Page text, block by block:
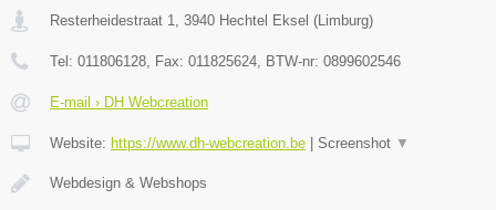
Resterheidestraat 1, 3940 Hechtel Eksel (Limburg)
Tel: 011806128, Fax: 011825624, BTW-nr: 0899602546
E-mail › DH Webcreation
Website: https://www.dh-webcreation.be Screenshot ▼
Webdesign & Webshops